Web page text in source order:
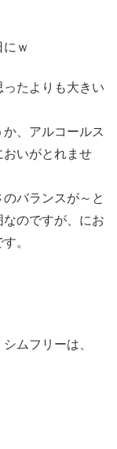
ｗ
たよりも大きい
、アルコールス
おいがとれませ
バランスが～と
のですが、にお
。
ムフリーは、